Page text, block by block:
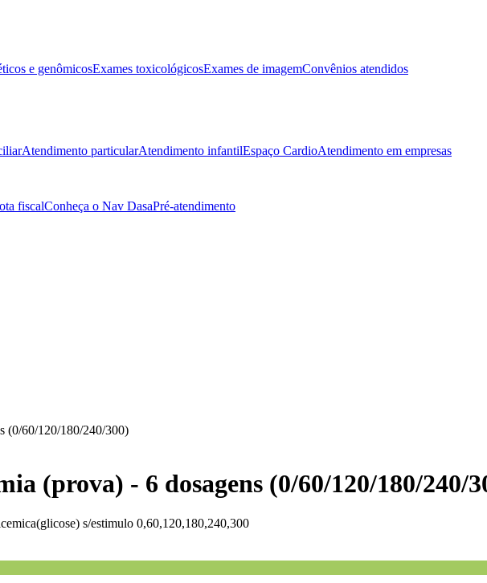
e genômicosExames toxicológicosExames de imagemConvênios atendidos
Atendimento particularAtendimento infantilEspaço CardioAtendimento em empresas
fiscalConheça o Nav DasaPré-atendimento
(0/60/120/180/240/300)
(prova) - 6 dosagens (0/60/120/180/240/
s/estimulo 0,60,120,180,240,300